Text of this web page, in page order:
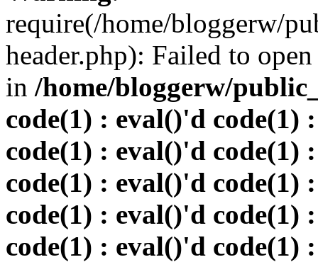
require(/home/bloggerw/
header.php): Failed to
in /home/bloggerw/
code(1) : eval()'d code(1)
code(1) : eval()'d code(1)
code(1) : eval()'d code(1)
code(1) : eval()'d code(1)
code(1) : eval()'d code(1)